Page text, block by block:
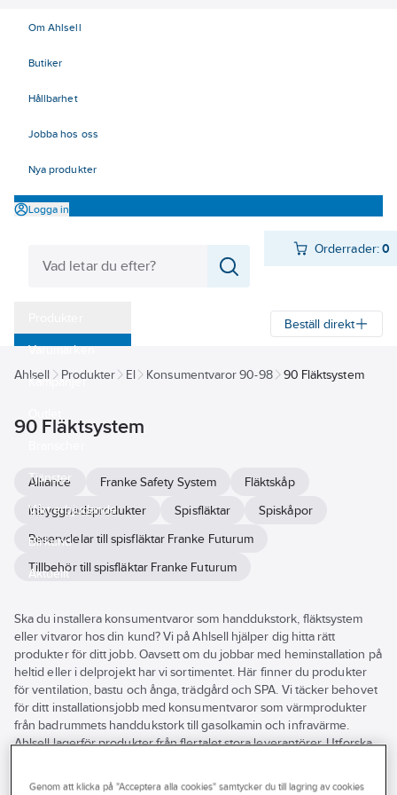
Om Ahlsell
Butiker
Hållbarhet
Jobba hos oss
Nya produkter
Logga in
Orderrader:0
Varumärken
Kampanjer
Tjänster
Vårt erbjudande
Bli kund
Aktuellt
Beställ direkt
Ahlsell Produkter El Konsumentvaror 90-98 90 Fläktsystem
90 Fläktsystem
Alliance Franke Safety System
Fläktskåp
Inbyggnadsprodukter
Spisfläktar
Spiskåpor
Reservdelar till spisfläktar Franke Futurum
Tillbehör till spisfläktar Franke Futurum
Ska du installera konsumentvaror som handdukstork, fläktsystem
eller vitvaror hos din kund? Vi på Ahlsell hjälper dig hitta rätt
produkter för ditt jobb. Oavsett om du jobbar med heminstallation på
heltid eller i delprojekt har vi sortimentet. Här finner du produkter
för ventilation, bastu och ånga, trädgård och SPA. Vi täcker behovet
för ditt installationsjobb med konsumentvaror som värmprodukter
från badrummets handdukstork till gasolkamin och infravärme.
Ahlsell lagerför produkter från flertalet stora leverantörer. Utforska
Genom att klicka på "Acceptera alla cookies" samtycker du till lagring av cookies